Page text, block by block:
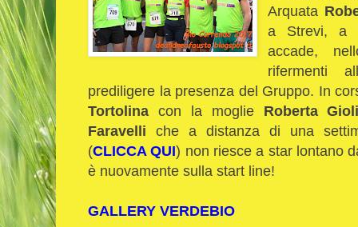
Arquata
a Strevi, a
accade,
rifermenti
prediligere la presenza del Gruppo. In
Tortolina con la moglie Roberta
Faravelli che a distanza di una
(CLICCA QUI) non riesce a star lontano
è nuovamente sulla start line!
GALLERY VERDEBIO